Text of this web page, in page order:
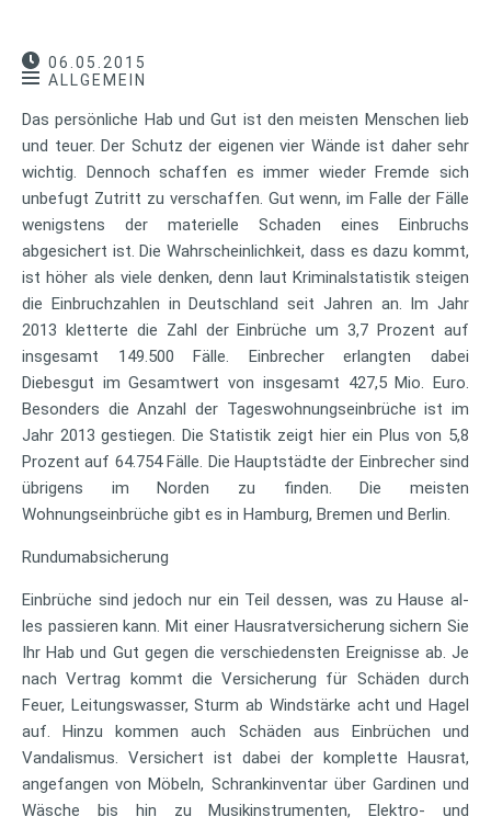
06.05.2015
ALLGEMEIN
Das persönliche Hab und Gut ist den meisten Menschen lieb
und teuer. Der Schutz der eigenen vier Wände ist daher sehr
wichtig. Dennoch schaffen es immer wieder Fremde sich
unbefugt Zutritt zu verschaffen. Gut wenn, im Falle der Fälle
wenigstens der materielle Schaden eines Einbruchs
abgesichert ist. Die Wahrscheinlichkeit, dass es dazu kommt,
ist höher als viele denken, denn laut Kriminalstatistik steigen
die Einbruchzahlen in Deutschland seit Jahren an. Im Jahr
2013 kletterte die Zahl der Einbrüche um 3,7 Prozent auf
insgesamt 149.500 Fälle. Einbrecher erlangten dabei
Diebesgut im Gesamtwert von insgesamt 427,5 Mio. Euro.
Besonders die Anzahl der Tageswohnungseinbrüche ist im
Jahr 2013 gestiegen. Die Statistik zeigt hier ein Plus von 5,8
Prozent auf 64.754 Fälle. Die Hauptstädte der Einbrecher sind
übrigens im Norden zu finden. Die meisten
Wohnungseinbrüche gibt es in Hamburg, Bremen und Berlin.
Rundumabsicherung
Einbrüche sind jedoch nur ein Teil dessen, was zu Hause al-
les passieren kann. Mit einer Hausratversicherung sichern Sie
Ihr Hab und Gut gegen die verschiedensten Ereignisse ab. Je
nach Vertrag kommt die Versicherung für Schäden durch
Feuer, Leitungswasser, Sturm ab Windstärke acht und Hagel
auf. Hinzu kommen auch Schäden aus Einbrüchen und
Vandalismus. Versichert ist dabei der komplette Hausrat,
angefangen von Möbeln, Schrankinventar über Gardinen und
Wäsche bis hin zu Musikinstrumenten, Elektro- und